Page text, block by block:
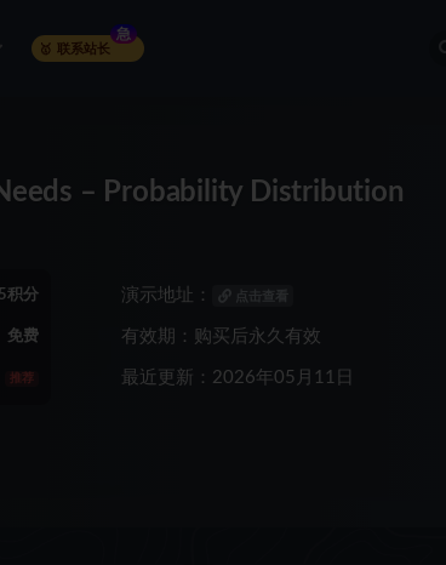
🥇 联系站长
急
– Probability Distribution
积分
免费
推荐
演示地址： 点击查看
有效期：购买后永久有效
最近更新：2026年05月11日